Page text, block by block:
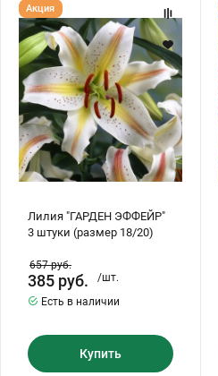
Лилия
"ГАРДЕН
ЭФФЕЙР"
3
штуки
(размер
18/20)
Лилия "ГАРДЕН ЭФФЕЙР"
3 штуки (размер 18/20)
Акция
657руб.
385 руб.
/шт.
Есть в наличии
Купить